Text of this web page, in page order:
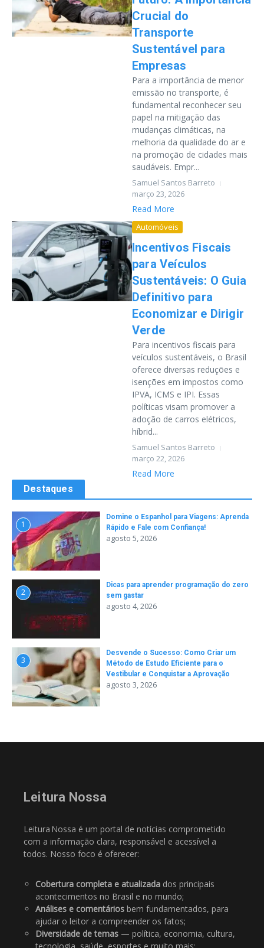
Crucial do
Transporte
Sustentável para
Empresas
Para a importância de menor
emissão no transporte, é
fundamental reconhecer seu
papel na mitigação das
mudanças climáticas, na
melhoria da qualidade do ar e
na promoção de cidades mais
saudáveis. Empr...
Samuel Santos Barreto
março 23, 2026
Read More
Automóveis
Incentivos Fiscais
para Veículos
Sustentáveis: O Guia
Definitivo para
Economizar e Dirigir
Verde
Para incentivos fiscais para
veículos sustentáveis, o Brasil
oferece diversas reduções e
isenções em impostos como
IPVA, ICMS e IPI. Essas
políticas visam promover a
adoção de carros elétricos,
híbrid...
Samuel Santos Barreto
março 22, 2026
Read More
Destaques
1
Domine o Espanhol para Viagens: Aprenda
Rápido e Fale com Confiança!
agosto 5, 2026
2
Dicas para aprender programação do zero
sem gastar
agosto 4, 2026
3
Desvende o Sucesso: Como Criar um
Método de Estudo Eficiente para o
Vestibular e Conquistar a Aprovação
agosto 3, 2026
Leitura Nossa
Leitura Nossa é um portal de notícias comprometido
com a informação clara, responsável e acessível a
todos. Nosso foco é oferecer:
Cobertura completa e atualizada dos principais
acontecimentos no Brasil e no mundo;
Análises e comentários bem fundamentados, para
ajudar o leitor a compreender os fatos;
Diversidade de temas — política, economia, cultura,